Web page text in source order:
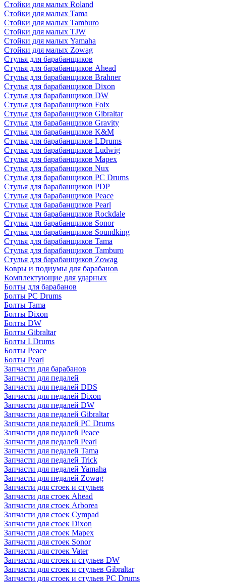
Стойки для малых Roland
Стойки для малых Tama
Стойки для малых Tamburo
Стойки для малых TJW
Стойки для малых Yamaha
Стойки для малых Zowag
Стулья для барабанщиков
Стулья для барабанщиков Ahead
Стулья для барабанщиков Brahner
Стулья для барабанщиков Dixon
Стулья для барабанщиков DW
Стулья для барабанщиков Foix
Стулья для барабанщиков Gibraltar
Стулья для барабанщиков Gravity
Стулья для барабанщиков K&M
Стулья для барабанщиков LDrums
Стулья для барабанщиков Ludwig
Стулья для барабанщиков Mapex
Стулья для барабанщиков Nux
Стулья для барабанщиков PC Drums
Стулья для барабанщиков PDP
Стулья для барабанщиков Peace
Стулья для барабанщиков Pearl
Стулья для барабанщиков Rockdale
Стулья для барабанщиков Sonor
Стулья для барабанщиков Soundking
Стулья для барабанщиков Tama
Стулья для барабанщиков Tamburo
Стулья для барабанщиков Zowag
Ковры и подиумы для барабанов
Комплектующие для ударных
Болты для барабанов
Болты PC Drums
Болты Tama
Болты Dixon
Болты DW
Болты Gibraltar
Болты LDrums
Болты Peace
Болты Pearl
Запчасти для барабанов
Запчасти для педалей
Запчасти для педалей DDS
Запчасти для педалей Dixon
Запчасти для педалей DW
Запчасти для педалей Gibraltar
Запчасти для педалей PC Drums
Запчасти для педалей Peace
Запчасти для педалей Pearl
Запчасти для педалей Tama
Запчасти для педалей Trick
Запчасти для педалей Yamaha
Запчасти для педалей Zowag
Запчасти для стоек и стульев
Запчасти для стоек Ahead
Запчасти для стоек Arborea
Запчасти для стоек Cympad
Запчасти для стоек Dixon
Запчасти для стоек Mapex
Запчасти для стоек Sonor
Запчасти для стоек Vater
Запчасти для стоек и стульев DW
Запчасти для стоек и стульев Gibraltar
Запчасти для стоек и стульев PC Drums